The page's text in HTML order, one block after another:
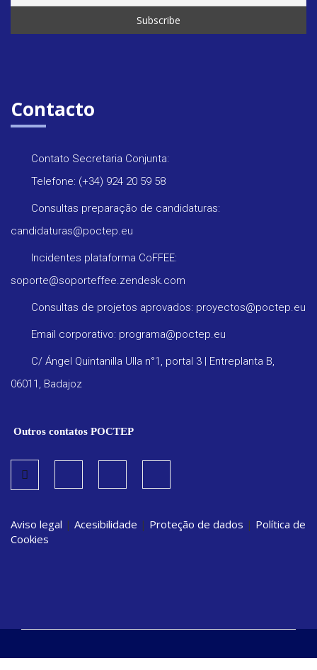
Contacto
Contato Secretaria Conjunta:
Telefone: (+34) 924 20 59 58
Consultas preparação de candidaturas:
candidaturas@poctep.eu
Incidentes plataforma CoFFEE:
soporte@soporteffee.zendesk.com
Consultas de projetos aprovados: proyectos@poctep.eu
Email corporativo: programa@poctep.eu
C/ Ángel Quintanilla Ulla n°1, portal 3 | Entreplanta B,
06011, Badajoz
Outros contatos POCTEP
Aviso legal | Acesibilidade | Proteção de dados | Política de
Cookies